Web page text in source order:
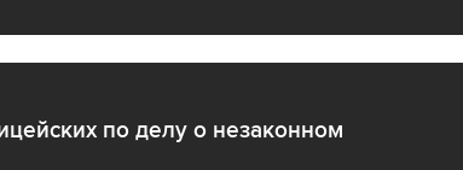
по делу о незаконном